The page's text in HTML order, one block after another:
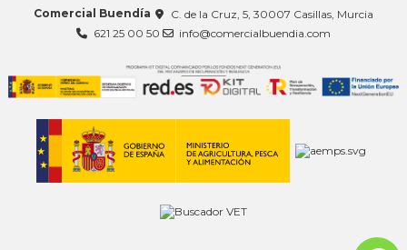
Comercial Buendía
C. de la Cruz, 5, 30007 Casillas, Murcia
621 25 00 50
info@comercialbuendia.com